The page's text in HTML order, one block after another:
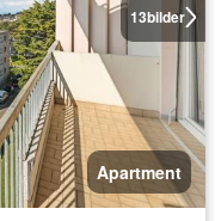
13bilder
Apartment